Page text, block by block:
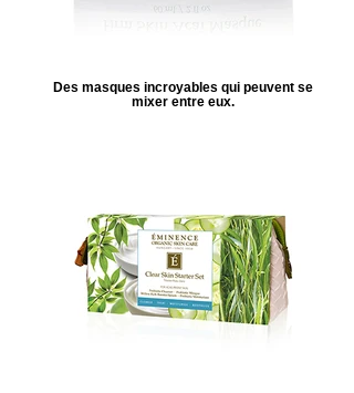
Des masques incroyables qui peuvent se
mixer entre eux.